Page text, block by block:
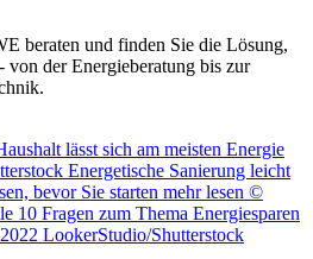
beraten und finden Sie die Lösung,
von der Energieberatung bis zur
lässt sich am meisten Energie
Energetische Sanierung leicht
bevor Sie starten mehr lesen ©
10 Fragen zum Thema Energiesparen
LookerStudio/Shutterstock